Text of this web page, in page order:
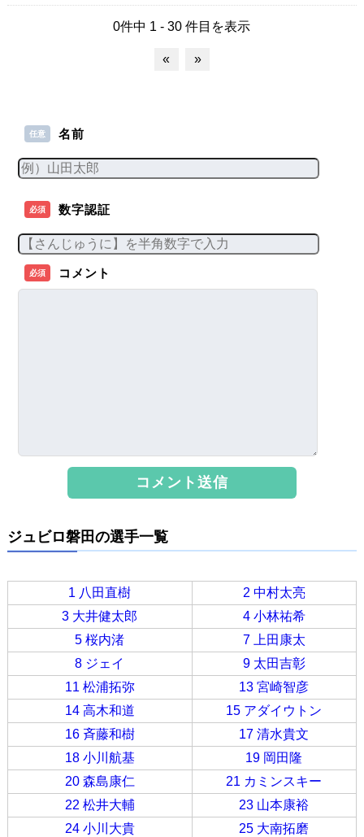
0件中 1 - 30 件目を表示
« »
任意 名前
必須 数字認証
必須 コメント
ジュビロ磐田の選手一覧
1 八田直樹
2 中村太亮
3 大井健太郎
4 小林祐希
5 桜内渚
7 上田康太
8 ジェイ
9 太田吉彰
11 松浦拓弥
13 宮崎智彦
14 高木和道
15 アダイウトン
16 斉藤和樹
17 清水貴文
18 小川航基
19 岡田隆
20 森島康仁
21 カミンスキー
22 松井大輔
23 山本康裕
24 小川大貴
25 大南拓磨